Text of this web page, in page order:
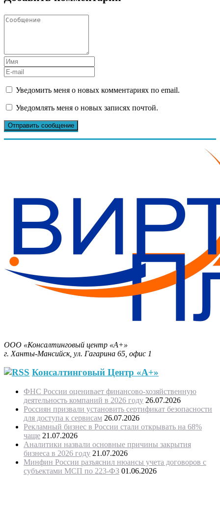
Уведомить меня о новых комментариях по email.
Уведомлять меня о новых записях почтой.
ООО «Консалтинговый центр «А+»
г. Ханты-Мансийск, ул. Гагарина 65, офис 1
Консалтинговый Центр «А+»
ФНС России оценивает финансово-хозяйственную
деятельность компаний в 2026 году 26.07.2026
Россиян призвали установить сертификат безопасности
для доступа к сервисам 26.07.2026
Рекламный бизнес в России стали открывать на 68%
чаще 21.07.2026
Аналитики назвали основные причины закрытия
бизнеса в 2026 году 21.07.2026
Минфин России разъяснил нюансы учета договоров с
субъектами МСП по 223-ФЗ 01.06.2026